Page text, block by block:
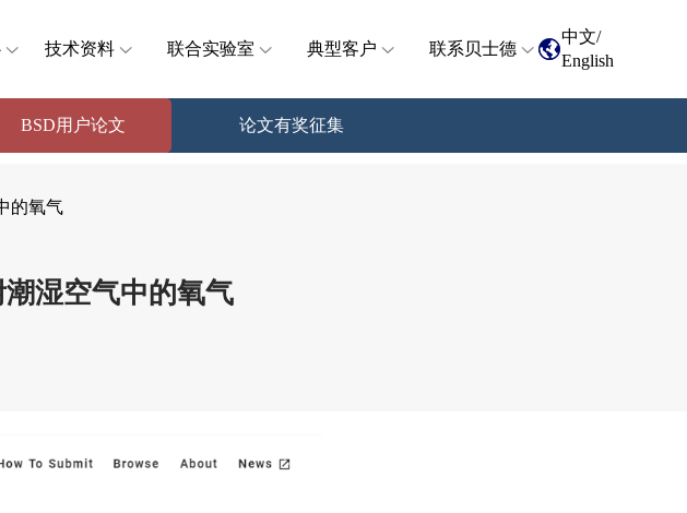
技术资料 联合实验室 典型客户 联系贝士德
中文/
English
BSD用户论文 论文有奖征集
的氧气
湿空气中的氧气